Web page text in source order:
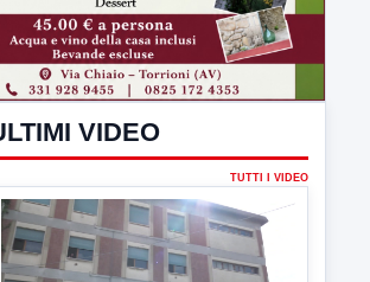
TUTTI I VIDEO
▶
6 AGOSTO 2026 CRONACA
"Sistema Caprio", Procura S.Maria